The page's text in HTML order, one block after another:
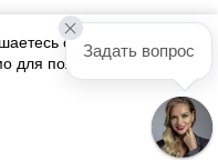
с тем, что мы
для полноценного
Задать вопрос